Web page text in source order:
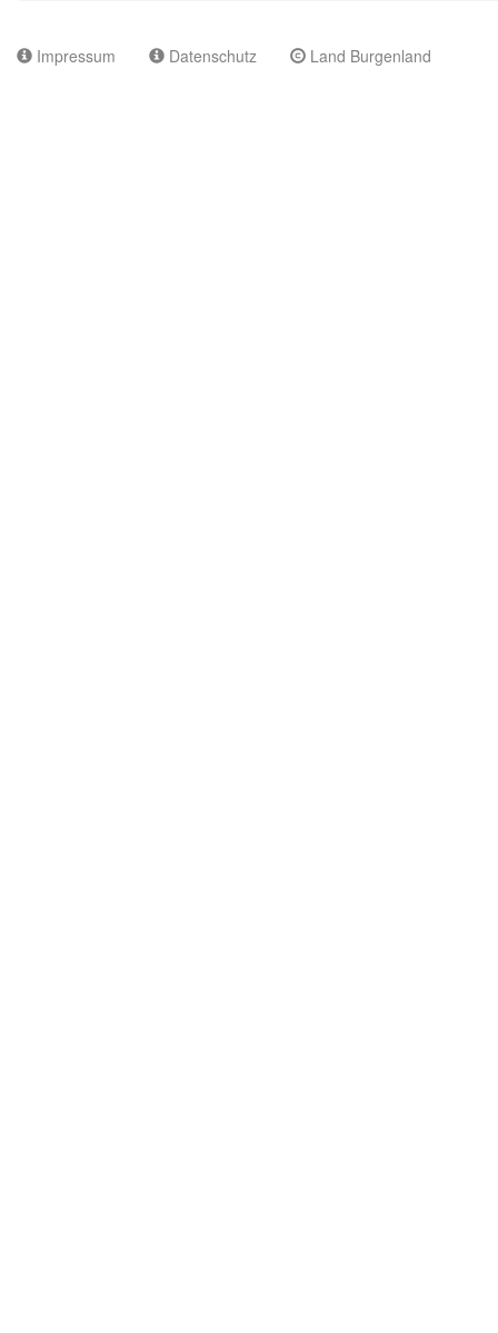
Impressum Datenschutz Land Burgenland